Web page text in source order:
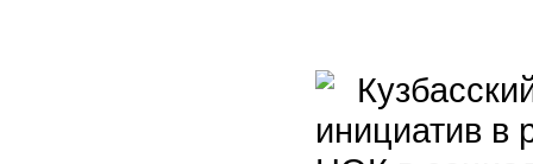
инициатив в